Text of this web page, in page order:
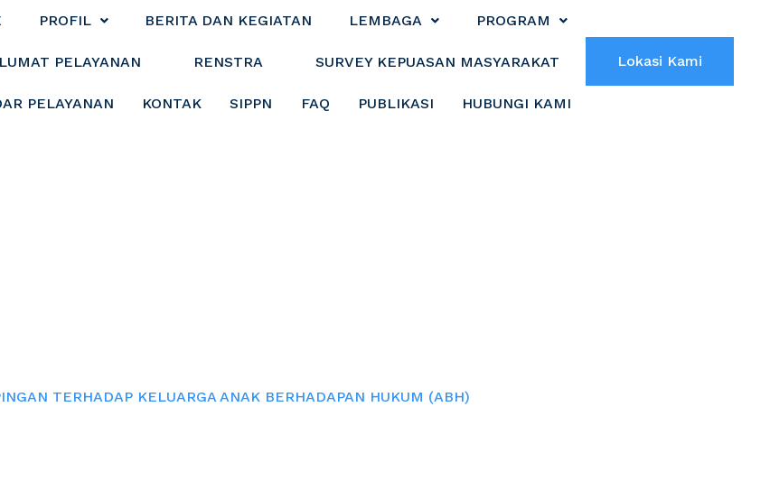
PROFIL BERITA DAN KEGIATAN LEMBAGA PROGRAM
PELAYANAN RENSTRA SURVEY KEPUASAN MASYARAKAT
PELAYANAN KONTAK SIPPN FAQ PUBLIKASI HUBUNGI KAMI
Lokasi Kami
TERHADAP KELUARGA ANAK BERHADAPAN HUKUM (ABH)